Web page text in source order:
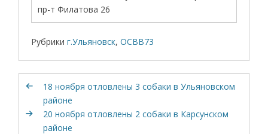
пр-т Филатова 26
Рубрики г.Ульяновск,ОСВВ73
18 ноября отловлены 3 собаки в Ульяновском
районе
20 ноября отловлены 2 собаки в Карсунском
районе